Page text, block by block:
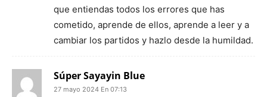
que entiendas todos los errores que has
cometido, aprende de ellos, aprende a leer y a
cambiar los partidos y hazlo desde la humildad.
Súper Sayayin Blue
27 mayo 2024 En 07:13